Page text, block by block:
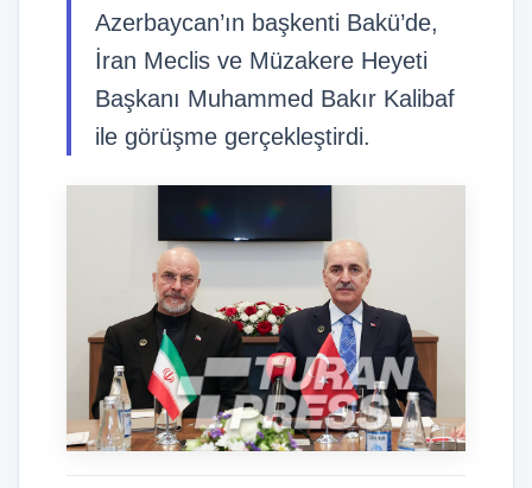
Azerbaycan’ın başkenti Bakü’de,
İran Meclis ve Müzakere Heyeti
Başkanı Muhammed Bakır Kalibaf
ile görüşme gerçekleştirdi.